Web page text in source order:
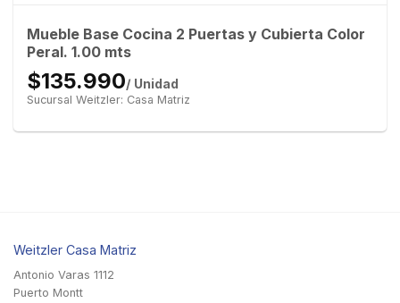
Mueble Base Cocina 2 Puertas y Cubierta Color
Peral. 1.00 mts
$135.990/ Unidad
Sucursal Weitzler: Casa Matriz
Weitzler Casa Matriz
Antonio Varas 1112
Puerto Montt